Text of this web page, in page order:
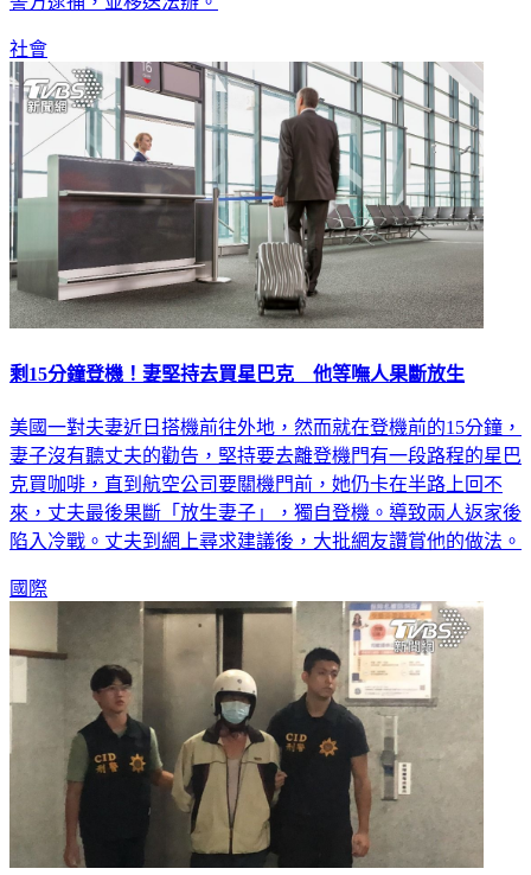
社會
美國一對夫妻近日搭機前往外地，然而就在登機前的15分鐘，
妻子沒有聽丈夫的勸告，堅持要去離登機門有一段路程的星巴
克買咖啡，直到航空公司要關機門前，她仍卡在半路上回不
來，丈夫最後果斷「放生妻子」，獨自登機。導致兩人返家後